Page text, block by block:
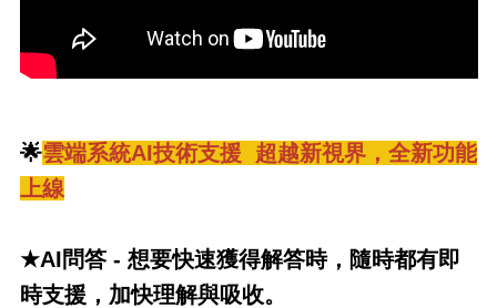
🌟雲端系統AI技術支援 超越新視界，全新功能
上線
★AI問答 - 想要快速獲得解答時，隨時都有即
時支援，加快理解與吸收。